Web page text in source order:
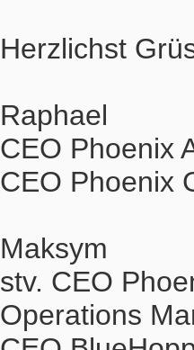
Herzlichst
Raphael
CEO Phoenix
CEO Phoenix
Maksym
stv. CEO
Operations